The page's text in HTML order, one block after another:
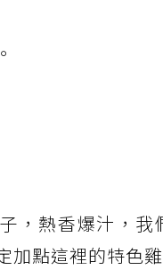
，熱香爆汁，我
加點這裡的特色